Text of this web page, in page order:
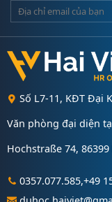
Số L7-11, KĐT Đại
Văn phòng đại diện
Hochstraße 74,
0357.077.585,+49